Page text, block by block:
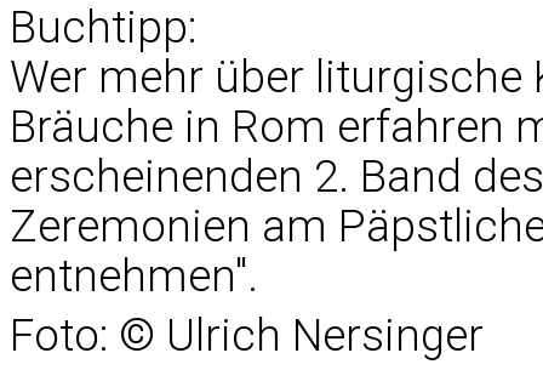
Buchtipp:
Wer mehr über
Bräuche in Rom erfahren
erscheinenden 2. Band
Zeremonien am
entnehmen".
Foto: © Ulrich Nersinger